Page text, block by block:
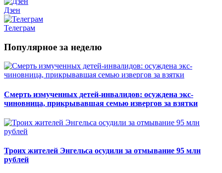
Дзен
Телеграм
Популярное за неделю
Смерть измученных детей-инвалидов: осуждена экс-
чиновница, прикрывавшая семью извергов за взятки
Троих жителей Энгельса осудили за отмывание 95 млн
рублей